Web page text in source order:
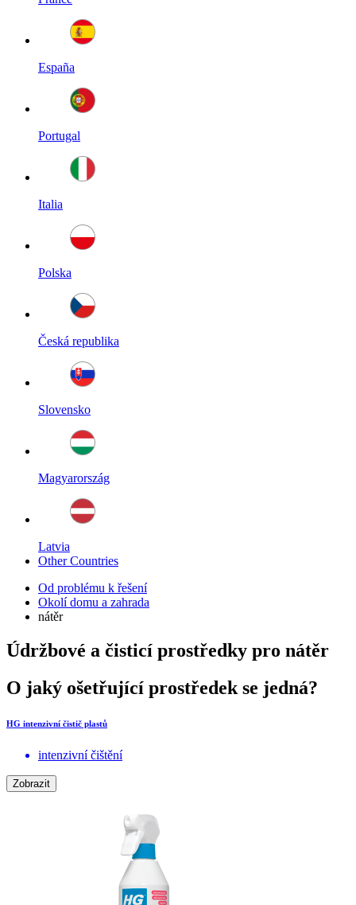
España
Portugal
Italia
Polska
Česká republika
Slovensko
Magyarország
Latvia
Other Countries
Od problému k řešení
Okolí domu a zahrada
nátěr
Údržbové a čisticí prostředky pro nátěr
O jaký ošetřující prostředek se jedná?
HG intenzivní čistič plastů
intenzivní čištění
Zobrazit